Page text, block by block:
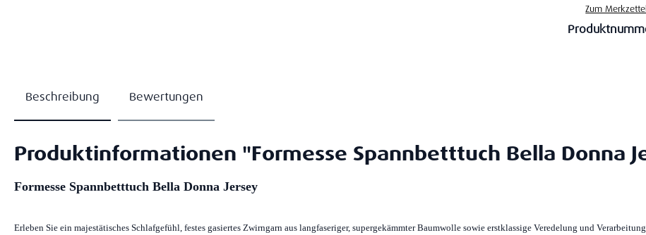
Zum
Beschreibung Bewertungen
Produktinformationen "Formesse Spannbetttuch Bella Donna
Formesse Spannbetttuch Bella Donna Jersey
Erleben Sie ein majestätisches Schlafgefühl, festes gasiertes Zwirngarn aus langfaseriger, supergekämmter Baumwolle sowie erstklassige Veredelung und